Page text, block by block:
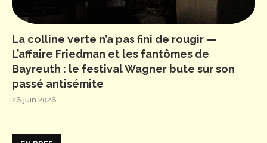
La colline verte n’a pas fini de rougir —
L’affaire Friedman et les fantômes de
Bayreuth : le festival Wagner bute sur son
passé antisémite
26 juin 2026